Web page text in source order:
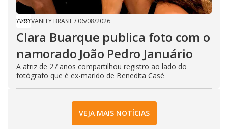
VANITY BRASIL/ 06/08/2026
Clara Buarque publica foto com o
namorado João Pedro Januário
A atriz de 27 anos compartilhou registro ao lado do
fotógrafo que é ex-marido de Benedita Casé
VEJA MAIS NOTÍCIAS